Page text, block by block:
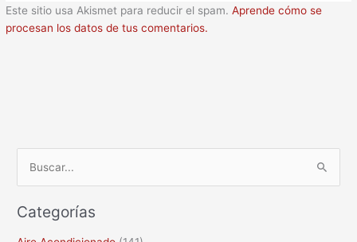
Este sitio usa Akismet para reducir el spam.Aprende cómo se
procesan los datos de tus comentarios.
s
c
Categorías